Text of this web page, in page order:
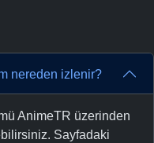
nereden izlenir?
AnimeTR üzerinden
Sayfadaki